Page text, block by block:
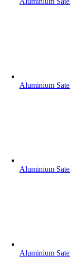
Aluminium
Aluminium
Aluminium